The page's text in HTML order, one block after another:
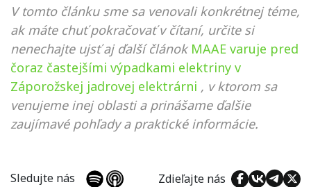
V tomto článku sme sa venovali konkrétnej téme,
ak máte chuť pokračovať v čítaní, určite si
nenechajte ujsť aj ďalší článok MAAE varuje pred
čoraz častejšími výpadkami elektriny v
Záporožskej jadrovej elektrárni , v ktorom sa
venujeme inej oblasti a prinášame ďalšie
zaujímavé pohľady a praktické informácie.
Sledujte nás Zdieľajte nás